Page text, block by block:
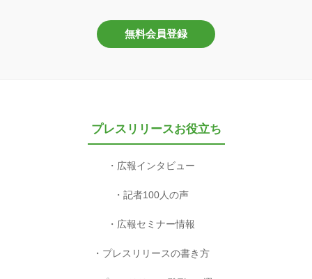
無料会員登録
プレスリリースお役立ち
広報インタビュー
記者100人の声
広報セミナー情報
プレスリリースの書き方